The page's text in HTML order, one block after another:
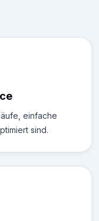
einfache
sind.